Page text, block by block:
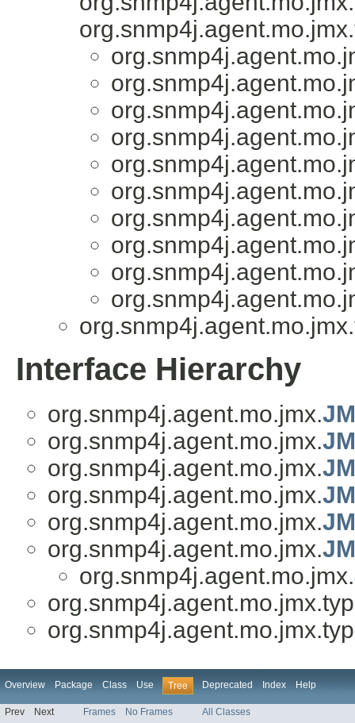
Interface Hierarchy
org.snmp4j.agent.mo.jmx.
org.snmp4j.agent.mo.jmx.
org.snmp4j.agent.mo.jmx.
org.snmp4j.agent.mo.jmx.
org.snmp4j.agent.mo.jmx.
org.snmp4j.agent.mo.jmx.
org.snmp4j.agent.mo.jmx.
Overview Package Class Use Tree Deprecated Index Help
Prev Next Frames No Frames All Classes